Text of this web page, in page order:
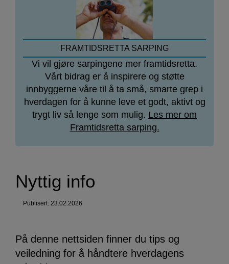
FRAMTIDSRETTA SARPING
Vi vil gjøre sarpingene mer framtidsretta.
Vårt bidrag er å inspirere og støtte
innbyggerne våre til å ta små, smarte grep i
hverdagen for å kunne leve et godt, aktivt og
trygt liv så lenge som mulig. Les mer om
Framtidsretta sarping.
Nyttig info
Publisert: 23.02.2026
På denne nettsiden finner du tips og
veiledning for å håndtere hverdagens